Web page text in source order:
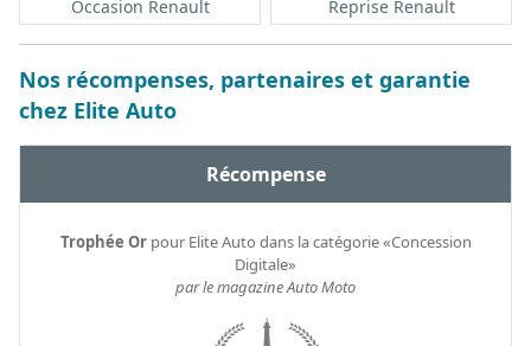
Occasion Renault
Reprise Renault
Nos récompenses, partenaires et garantie
chez Elite Auto
Récompense
Trophée Orpour Elite Auto dans la catégorie «Concession
Digitale»
par le magazine Auto Moto